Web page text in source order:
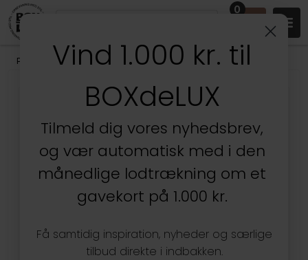
0
Produkter /Entréen/Knager, bøjler & garderobe
Vind 1.000 kr. til
BOXdeLUX
Tilmeld dig vores nyhedsbrev,
og vær automatisk med i den
månedlige lodtrækning om et
gavekort på 1.000 kr.
Få samtidig inspiration, nyheder og særlige
tilbud direkte i indbakken.